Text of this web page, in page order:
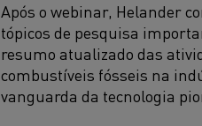
Após o webinar, Helander
tópicos de pesquisa
resumo atualizado das
combustíveis fósseis na
vanguarda da tecnologia